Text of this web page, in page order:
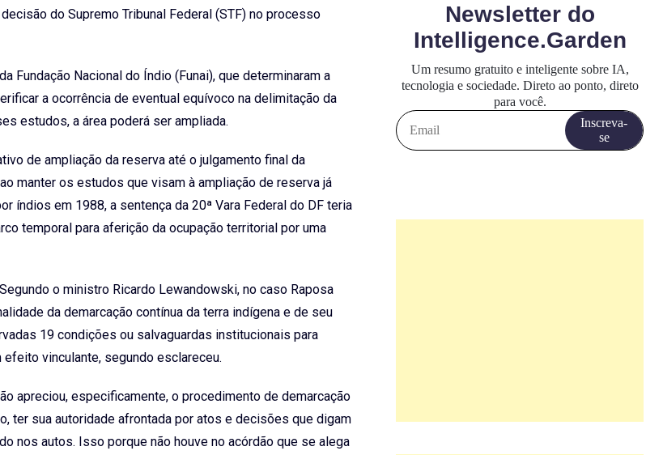
do Supremo Tribunal Federal (STF) no processo
Fundação Nacional do Índio (Funai), que determinaram a
a ocorrência de eventual equívoco na delimitação da
estudos, a área poderá ser ampliada.
de ampliação da reserva até o julgamento final da
manter os estudos que visam à ampliação de reserva já
índios em 1988, a sentença da 20ª Vara Federal do DF teria
temporal para aferição da ocupação territorial por uma
o ministro Ricardo Lewandowski, no caso Raposa
da demarcação contínua da terra indígena e de seu
19 condições ou salvaguardas institucionais para
vinculante, segundo esclareceu.
apreciou, especificamente, o procedimento de demarcação
ter sua autoridade afrontada por atos e decisões que digam
nos autos. Isso porque não houve no acórdão que se alega